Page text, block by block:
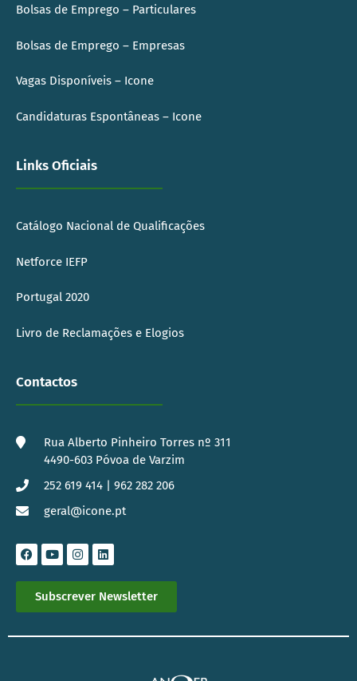
Bolsas de Emprego – Particulares
Bolsas de Emprego – Empresas
Vagas Disponíveis – Icone
Candidaturas Espontâneas – Icone
Links Oficiais
Catálogo Nacional de Qualificações
Netforce IEFP
Portugal 2020
Livro de Reclamações e Elogios
Contactos
Rua Alberto Pinheiro Torres nº 311
4490-603 Póvoa de Varzim
252 619 414 | 962 282 206
geral@icone.pt
Subscrever Newsletter